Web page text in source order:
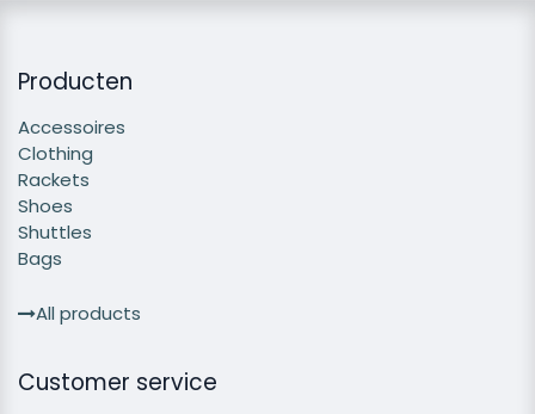
Producten
Accessoires
Clothing
Rackets
Shoes
Shuttles
Bags
All products
Customer service